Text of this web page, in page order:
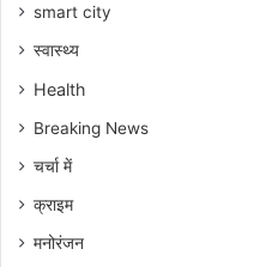
smart city
स्वास्थ्य
Health
Breaking News
चर्चा में
क्राइम
मनोरंजन